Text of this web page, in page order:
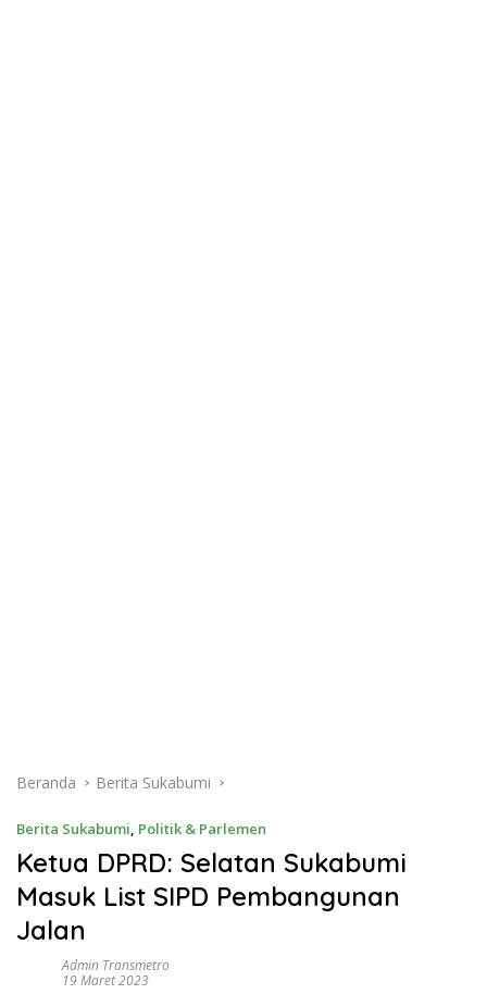
Beranda Berita Sukabumi
Berita Sukabumi, Politik & Parlemen
Ketua DPRD: Selatan Sukabumi
Masuk List SIPD Pembangunan
Jalan
Admin Transmetro
19 Maret 2023